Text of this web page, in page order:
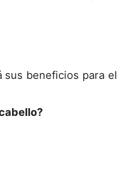
sus beneficios para el
?